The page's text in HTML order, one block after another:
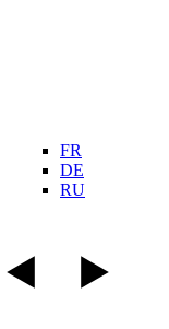
FR
DE
RU